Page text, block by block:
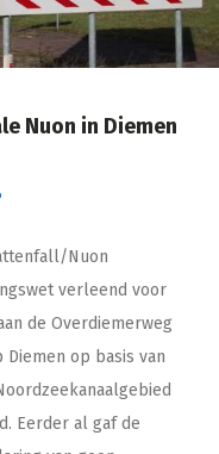
Nuon in Diemen
Nuon
verleend voor
de Overdiemerweg
Diemen op basis van
Eerder al gaf de